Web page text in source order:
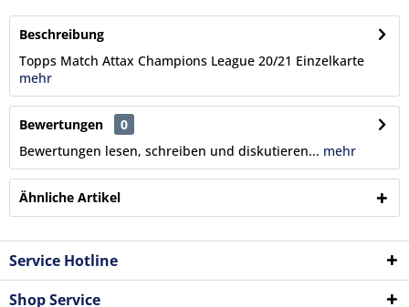
Beschreibung
Topps Match Attax Champions League 20/21 Einzelkarte
mehr
Bewertungen
0
Bewertungen lesen, schreiben und diskutieren... mehr
Ähnliche Artikel
Service Hotline
Shop Service